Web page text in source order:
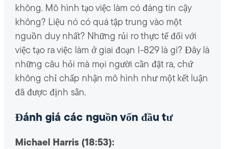
không. Mô hình tạo việc làm có đáng tin cậy
không? Liệu nó có quá tập trung vào một
nguồn duy nhất? Những rủi ro thực tế đối với
việc tạo ra việc làm ở giai đoạn I-829 là gì? Đây là
những câu hỏi mà mọi người cần đặt ra, chứ
không chỉ chấp nhận mô hình như một kết luận
đã được định sẵn.
Đánh giá các nguồn vốn đầu tư
Michael Harris (18:53):